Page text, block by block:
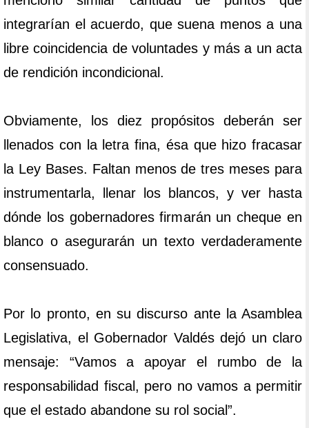
integrarían el acuerdo, que suena menos a una
libre coincidencia de voluntades y más a un acta
de rendición incondicional.
Obviamente, los diez propósitos deberán ser
llenados con la letra fina, ésa que hizo fracasar
la Ley Bases. Faltan menos de tres meses para
instrumentarla, llenar los blancos, y ver hasta
dónde los gobernadores firmarán un cheque en
blanco o asegurarán un texto verdaderamente
consensuado.
Por lo pronto, en su discurso ante la Asamblea
Legislativa, el Gobernador Valdés dejó un claro
mensaje: “Vamos a apoyar el rumbo de la
responsabilidad fiscal, pero no vamos a permitir
que el estado abandone su rol social”.